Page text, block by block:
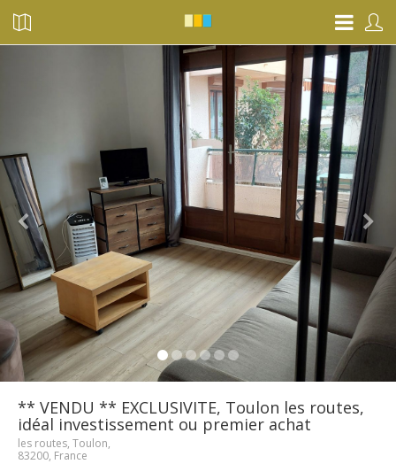
** VENDU ** EXCLUSIVITE, Toulon les routes,
idéal investissement ou premier achat
les routes, Toulon,
83200, France